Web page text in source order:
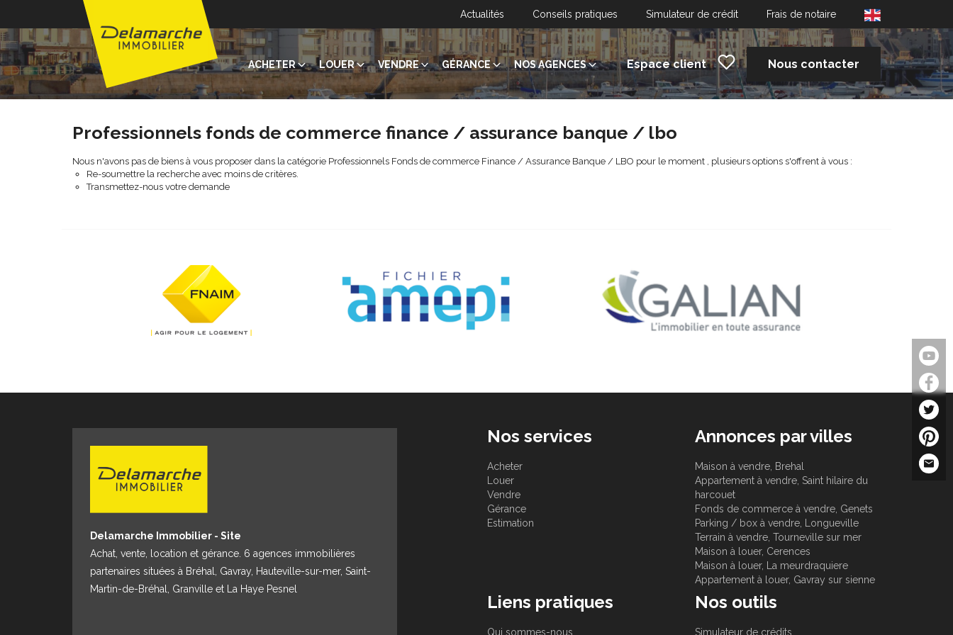
Actualités Conseils pratiques Simulateur de crédit Frais de notaire
ACHETER LOUER VENDRE GÉRANCE NOS AGENCES Espace client Nous contacter
Professionnels fonds de commerce finance / assurance banque / lbo
Nous n'avons pas de biens à vous proposer dans la catégorie Professionnels Fonds de commerce Finance / Assurance Banque / LBO pour le moment , plusieurs options s'offrent à vous :
Re-soumettre la recherche avec moins de critères.
Transmettez-nous votre demande
Delamarche Immobilier - Site
Achat, vente, location et gérance. 6 agences immobilières
partenaires situées à Bréhal, Gavray, Hauteville-sur-mer, Saint-
Martin-de-Bréhal, Granville et La Haye Pesnel
Nos services
Acheter
Louer
Vendre
Gérance
Estimation
Annonces par villes
Maison à vendre, Brehal
Appartement à vendre, Saint hilaire du
harcouet
Fonds de commerce à vendre, Genets
Parking / box à vendre, Longueville
Terrain à vendre, Tourneville sur mer
Maison à louer, Cerences
Maison à louer, La meurdraquiere
Appartement à louer, Gavray sur sienne
Liens pratiques
Qui sommes-nous
Nos outils
Simulateur de crédits